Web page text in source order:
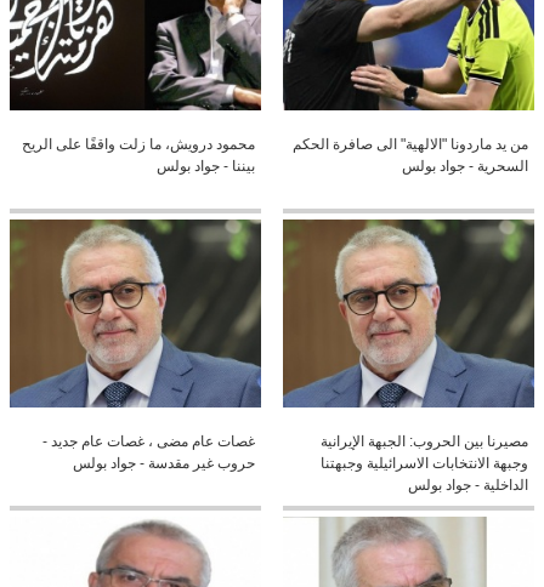
من يد ماردونا "الالهية" الى صافرة الحكم
السحرية - جواد بولس
محمود درويش، ما زلت واقفًا على الريح
بيننا - جواد بولس
مصيرنا بين الحروب: الجبهة الإيرانية
وجبهة الانتخابات الاسرائيلية وجبهتنا
الداخلية - جواد بولس
غصات عام مضى ، غصات عام جديد -
حروب غير مقدسة - جواد بولس